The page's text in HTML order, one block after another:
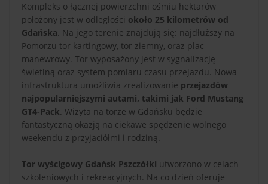
Kompleks o łącznej powierzchni ośmiu hektarów
położony jest w odległości około 25 kilometrów od
Gdańska. Na jego terenie znajdują się: najdłuższy na
Pomorzu tor kartingowy, tor ziemny, oraz plac
manewrowy. Tor wyposażony jest w sygnalizację
świetlną oraz system pomiaru czasu przejazdu. Nowa
infrastruktura umożliwia zrealizowanie przejazdów
najpopularniejszymi autami, takimi jak Ford Mustang
GT4-Pack. Wizyta na torze w Gdańsku będzie
fantastyczną okazją na ciekawe spędzenie wolnego
weekendu z przyjaciółmi i rodziną.
Tor wyścigowy Gdańsk Pszczółki utworzono w celach
szkoleniowych i rekreacyjnych. Na co dzień oferuje